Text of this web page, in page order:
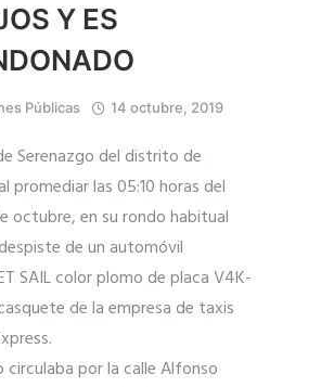
Y ES
Públicas 14 octubre, 2019
Serenazgo del distrito de
promediar las 05:10 horas del
octubre, en su rondo habitual
de un automóvil
SAIL color plomo de placa V4K-
de la empresa de taxis
circulaba por la calle Alfonso